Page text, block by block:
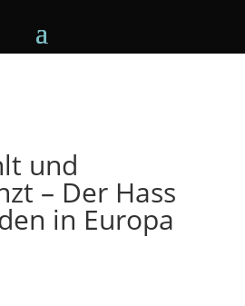
und
– Der Hass
in Europa